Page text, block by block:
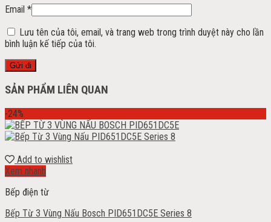
Email *
Lưu tên của tôi, email, và trang web trong trình duyệt này cho lần
bình luận kế tiếp của tôi.
SẢN PHẨM LIÊN QUAN
-24%
Add to wishlist
Xem nhanh
Bếp điện từ
Bếp Từ 3 Vùng Nấu Bosch PID651DC5E Series 8